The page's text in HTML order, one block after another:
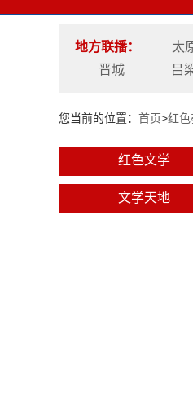
地方联播： 太
晋城
吕
您当前的位置： 首页>红色
红色文学
文学天地